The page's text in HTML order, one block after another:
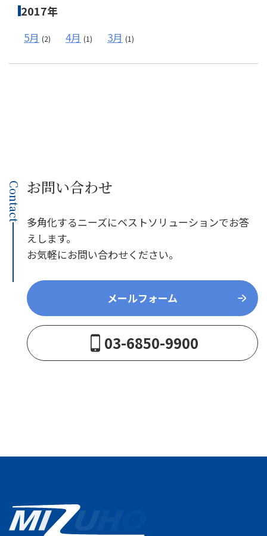
2017年
5月 (2) 4月 (1) 3月 (1)
お問い合わせ
Contact
多角化するニーズにベストソリューションでお答
えします。
お気軽にお問い合わせください。
メールフォーム
03-6850-9900